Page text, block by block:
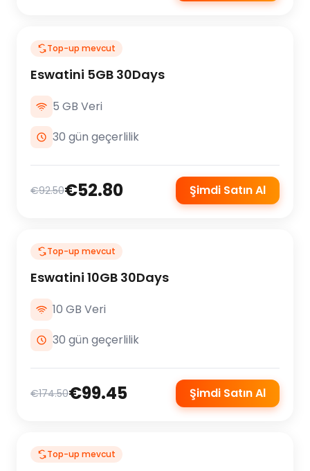
Top-up mevcut
Eswatini 5GB 30Days
5 GB Veri
30 gün geçerlilik
€92.50€52.80 Şimdi Satın Al
Top-up mevcut
Eswatini 10GB 30Days
10 GB Veri
30 gün geçerlilik
€174.50€99.45 Şimdi Satın Al
Top-up mevcut